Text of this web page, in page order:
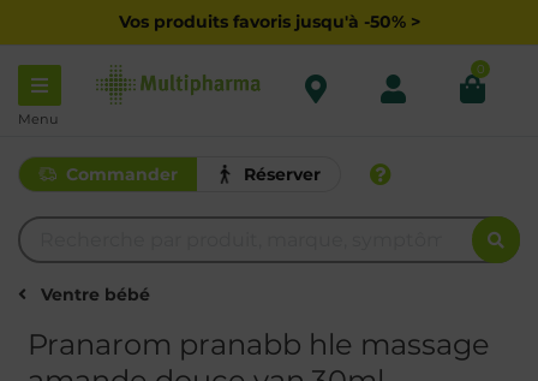
Vos produits favoris jusqu'à -50% >
Menu
0
Commander Réserver
Ventre bébé
Pranarom pranabb hle massage